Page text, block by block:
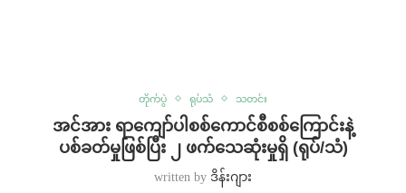
တိုက်ပွဲ ရုပ်သံ သတင်း
အင်အား ရာကျော်ပါစစ်ကောင်စီစစ်ကြောင်းနဲ့
ပစ်ခတ်မှုဖြစ်ပြီး ၂ ဖက်သေဆုံးမှုရှိ (ရုပ်/သံ)
written by ဒိန်းဂျား